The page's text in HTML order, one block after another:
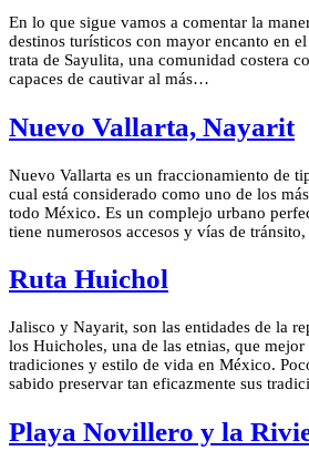
En lo que sigue vamos a comentar la
destinos turísticos con mayor encanto en
trata de Sayulita, una comunidad costera
capaces de cautivar al más…
Nuevo Vallarta, Nayarit
Nuevo Vallarta es un fraccionamiento de
cual está considerado como uno de los
todo México. Es un complejo urbano
tiene numerosos accesos y vías de
Ruta Huichol
Jalisco y Nayarit, son las entidades de la
los Huicholes, una de las etnias, que mejor
tradiciones y estilo de vida en México.
sabido preservar tan eficazmente sus
Playa Novillero y la